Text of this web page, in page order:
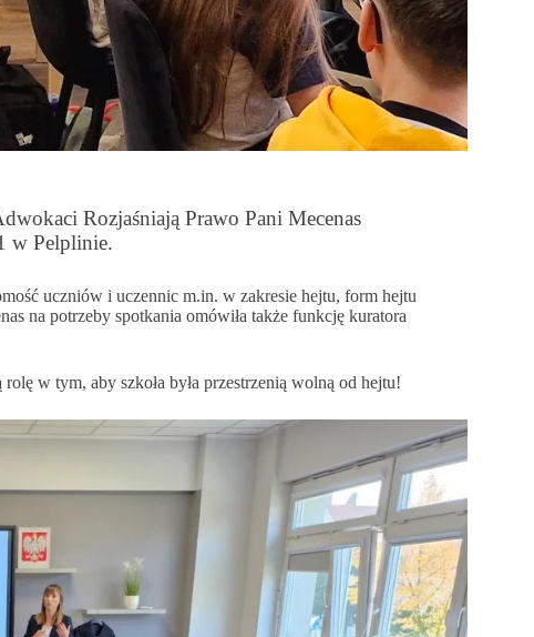
Rozjaśniają Prawo Pani Mecenas
w Pelplinie.
uczniów i uczennic m.in. w zakresie hejtu, form hejtu
na potrzeby spotkania omówiła także funkcję kuratora
w tym, aby szkoła była przestrzenią wolną od hejtu!